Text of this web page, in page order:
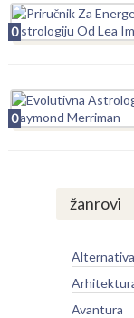
0
0
žanrovi
Alternativa
Avantura